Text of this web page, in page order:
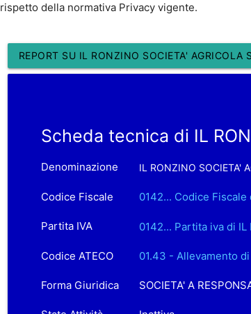
rispetto della normativa Privacy vigente.
REPORT SU IL RONZINO SOCIETA' AGRICOLA
Scheda tecnica di IL
Denominazione IL RONZINO SOCIETA'
Codice Fiscale 0142... Codice Fiscale
Partita IVA 0142... Partita iva di IL
Codice ATECO 01.43 - Allevamento
Forma Giuridica SOCIETA' A